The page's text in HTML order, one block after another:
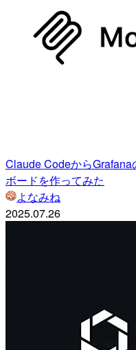
Claude CodeからGrafana
ボードを作ってみた
よなみね
2025.07.26